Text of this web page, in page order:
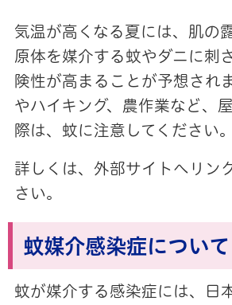
気温が高くなる夏には、肌の
原体を媒介する蚊やダニに刺
険性が高まることが予想され
やハイキング、農作業など、
際は、蚊に注意してください。
詳しくは、外部サイトへリン
さい。
蚊媒介感染症について
蚊が媒介する感染症には、日